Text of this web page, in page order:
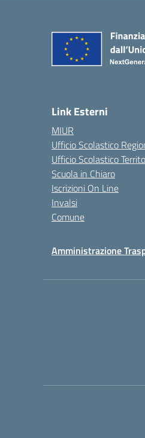
Link Esterni
MIUR
Ufficio Scolastico
Ufficio Scolastico
Scuola in Chiaro
Iscrizioni On Line
Invalsi
Comune
Amministrazione